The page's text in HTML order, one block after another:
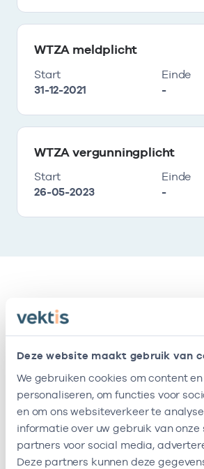
Deze website maakt gebruik van
We gebruiken cookies om content
personaliseren, om functies voor
en om ons websiteverkeer te
informatie over uw gebruik van onze
partners voor social media,
Deze partners kunnen deze
WTZA meldplicht
Start
31-12-2021
Einde
-
WTZA vergunningplicht
Start
26-05-2023
Einde
-
Vestigingen
Deze onderneming heeft de
vestigingen
Naam Adres AGB-
Praktijk
Noor
Koningin
Maximalaan
-